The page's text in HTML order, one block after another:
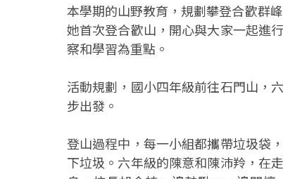
本學期的山野教育，規劃攀登合歡群
她首次登合歡山，開心與大家一起進
察和學習為重點。
活動規劃，國小四年級前往石門山，
步出發。
登山過程中，每一小組都攜帶垃圾袋
下垃圾。六年級的陳意和陳沛羚，在